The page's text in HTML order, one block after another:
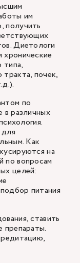
им
получить
Диетологи
типа,
почек,
по
в различных
Как
на
по вопросам
целей:
питания
ставить
препараты.